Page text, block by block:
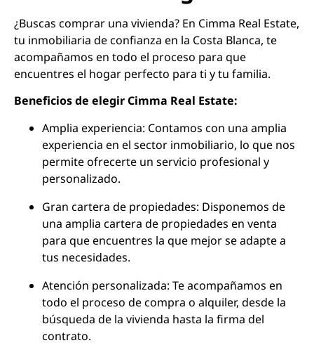
¿Buscas comprar una vivienda? En Cimma Real Estate,
tu inmobiliaria de confianza en la Costa Blanca, te
acompañamos en todo el proceso para que
encuentres el hogar perfecto para ti y tu familia.
Beneficios de elegir Cimma Real Estate:
Amplia experiencia: Contamos con una amplia
experiencia en el sector inmobiliario, lo que nos
permite ofrecerte un servicio profesional y
personalizado.
Gran cartera de propiedades: Disponemos de
una amplia cartera de propiedades en venta
para que encuentres la que mejor se adapte a
tus necesidades.
Atención personalizada: Te acompañamos en
todo el proceso de compra o alquiler, desde la
búsqueda de la vivienda hasta la firma del
contrato.